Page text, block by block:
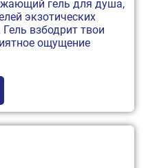
гель для душа,
экзотических
взбодрит твои
ощущение